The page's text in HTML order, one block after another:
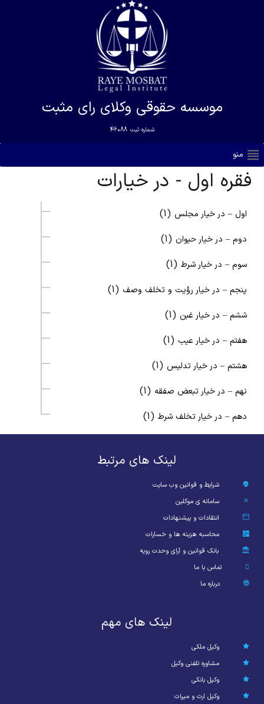
موسسه حقوقی وکلای رای مثبت
شماره ثبت 46088
منو
فقره اول - در خیارات
اول – در خیار مجلس (1)
دوم – در خیار حیوان (1)
سوم – در خیار شرط (1)
پنجم – در خیار رؤیت و تخلف وصف (1)
ششم – در خیار غبن (1)
هفتم – در خیار عیب (1)
هشتم – در خیار تدلیس (1)
نهم – در خیار تبعض صفقه (1)
دهم – در خیار تخلف شرط (1)
لینک های مرتبط
شرایط و قوانین وب سایت
سامانه ی موکلین
انتقادات و پیشنهادات
محاسبه هزینه ها و خسارات
بانک قوانین و آرای وحدت رویه
تماس با ما
درباره ما
لینک های مهم
وکیل ملکی
مشاوره تلفنی وکیل
وکیل بانکی
وکیل ارث و میراث